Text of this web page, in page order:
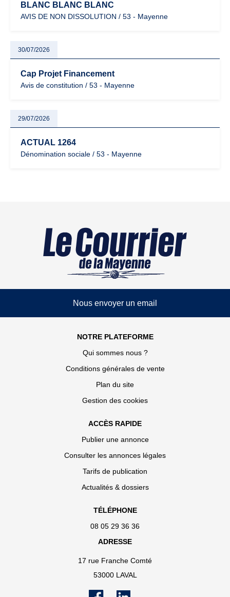
BLANC BLANC BLANC
AVIS DE NON DISSOLUTION / 53 - Mayenne
30/07/2026
Cap Projet Financement
Avis de constitution / 53 - Mayenne
29/07/2026
ACTUAL 1264
Dénomination sociale / 53 - Mayenne
Nous envoyer un email
NOTRE PLATEFORME
Qui sommes nous ?
Conditions générales de vente
Plan du site
Gestion des cookies
ACCÈS RAPIDE
Publier une annonce
Consulter les annonces légales
Tarifs de publication
Actualités & dossiers
TÉLÉPHONE
08 05 29 36 36
ADRESSE
17 rue Franche Comté
53000 LAVAL